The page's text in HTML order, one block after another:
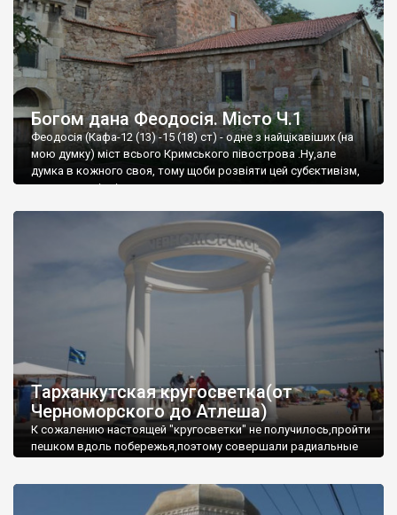
Богом дана Феодосія. Місто Ч.1
Феодосія (Кафа-12 (13) -15 (18) ст) - одне з найцікавіших (на
мою думку) міст всього Кримського півострова .Ну,але
думка в кожного своя, тому щоби розвіяти цей субєктивізм,
запрошую відвідати це
Тарханкутская кругосветка(от
Черноморского до Атлеша)
К сожалению настоящей "кругосветки" не получилось,пройти
пешком вдоль побережья,поэтому совершали радиальные